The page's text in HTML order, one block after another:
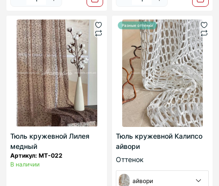
Тюль кружевной Лилея
медный
Артикул: МТ-022
В наличии
Разные оттенки
Тюль кружевной Калипсо
айвори
Оттенок
айвори